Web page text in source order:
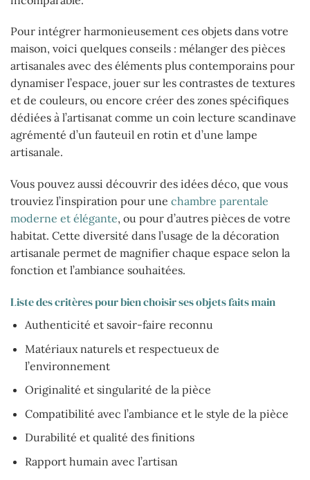
Pour intégrer harmonieusement ces objets dans votre
maison, voici quelques conseils : mélanger des pièces
artisanales avec des éléments plus contemporains pour
dynamiser l’espace, jouer sur les contrastes de textures
et de couleurs, ou encore créer des zones spécifiques
dédiées à l’artisanat comme un coin lecture scandinave
agrémenté d’un fauteuil en rotin et d’une lampe
artisanale.
Vous pouvez aussi découvrir des idées déco, que vous
trouviez l’inspiration pour une chambre parentale
moderne et élégante, ou pour d’autres pièces de votre
habitat. Cette diversité dans l’usage de la décoration
artisanale permet de magnifier chaque espace selon la
fonction et l’ambiance souhaitées.
Liste des critères pour bien choisir ses objets faits main
Authenticité et savoir-faire reconnu
Matériaux naturels et respectueux de
l’environnement
Originalité et singularité de la pièce
Compatibilité avec l’ambiance et le style de la pièce
Durabilité et qualité des finitions
Rapport humain avec l’artisan